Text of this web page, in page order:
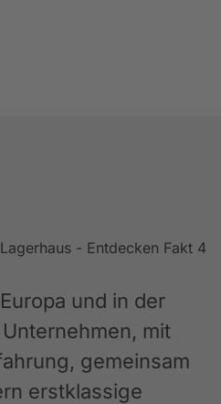
und in der
mit
gemeinsam
erstklassige